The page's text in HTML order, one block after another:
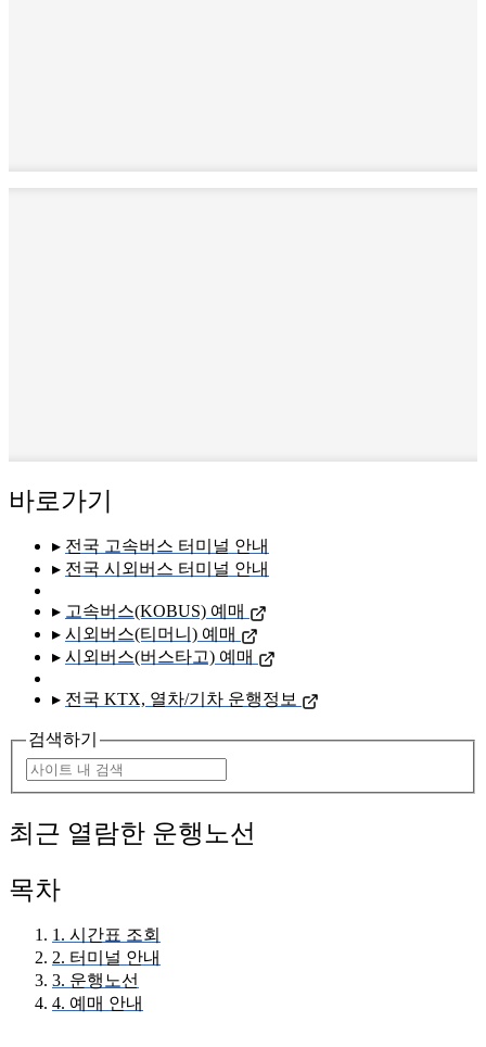
바로가기
▸ 전국 고속버스 터미널 안내
▸ 전국 시외버스 터미널 안내
▸ 고속버스(KOBUS) 예매
▸ 시외버스(티머니) 예매
▸ 시외버스(버스타고) 예매
▸ 전국 KTX, 열차/기차 운행정보
검색하기
최근 열람한 운행노선
목차
1. 시간표 조회
2. 터미널 안내
3. 운행노선
4. 예매 안내